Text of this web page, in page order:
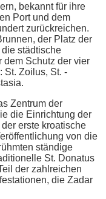
bekannt für ihre
Port und dem
zurückreichen.
der Platz der
städtische
dem Schutz der vier
St. Zoilus, St. -
Zentrum der
die Einrichtung der
erste kroatische
von die
ständige
St. Donatus
der zahlreichen
die Zadar